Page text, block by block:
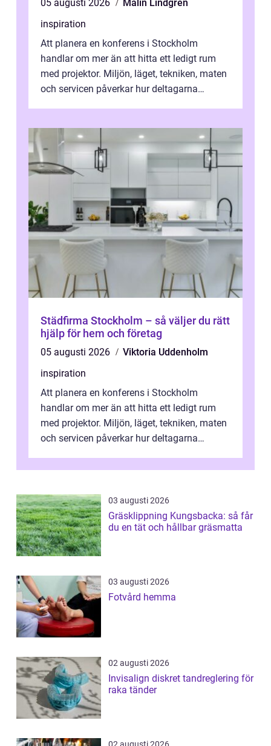
05 augusti 2026
Malin Lindgren
inspiration
Att planera en konferens i Stockholm
handlar om mer än att hitta ett ledigt rum
med projektor. Miljön, läget, tekniken, maten
och servicen påverkar hur deltagarna
Städfirma Stockholm – så väljer du rätt
hjälp för hem och företag
05 augusti 2026
Viktoria Uddenholm
inspiration
Att planera en konferens i Stockholm
handlar om mer än att hitta ett ledigt rum
med projektor. Miljön, läget, tekniken, maten
och servicen påverkar hur deltagarna
03 augusti 2026
Gräsklippning Kungsbacka: så får
du en tät och hållbar gräsmatta
03 augusti 2026
Fotvård hemma
02 augusti 2026
Invisalign diskret tandreglering för
raka tänder